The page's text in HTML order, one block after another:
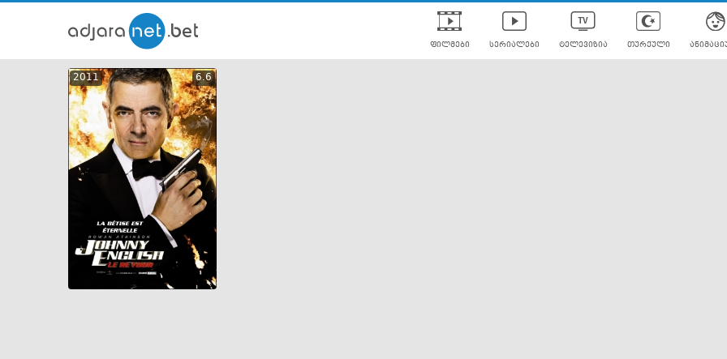
ფილმები სერიალები ტელევიზია თურქული
2011 6.6
GEO ENG RUS